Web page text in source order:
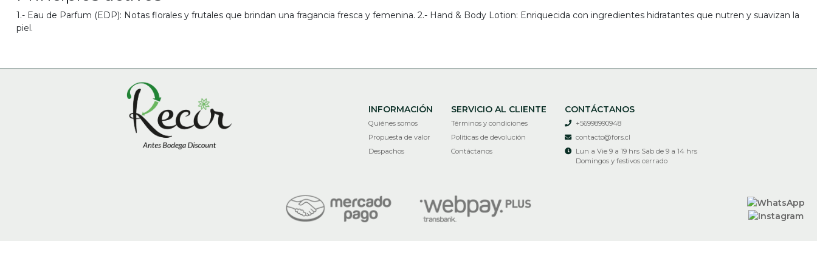
1.- Eau de Parfum (EDP): Notas florales y frutales que brindan una fragancia fresca y femenina. 2.- Hand & Body Lotion: Enriquecida con ingredientes hidratantes que nutren y suavizan la
piel.
INFORMACIÓN
Quiénes somos
Propuesta de valor
Despachos
SERVICIO AL CLIENTE
Términos y condiciones
Políticas de devolución
Contáctanos
CONTÁCTANOS
+56998990948
contacto@fors.cl
Lun a Vie 9 a 19 hrs Sab de 9 a 14 hrs
Domingos y festivos cerrado